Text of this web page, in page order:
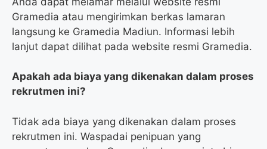
Gramedia atau mengirimkan berkas lamaran
langsung ke Gramedia Madiun. Informasi lebih
lanjut dapat dilihat pada website resmi Gramedia.
Apakah ada biaya yang dikenakan dalam proses
rekrutmen ini?
Tidak ada biaya yang dikenakan dalam proses
rekrutmen ini. Waspadai penipuan yang